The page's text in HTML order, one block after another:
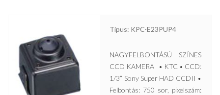
Típus: KPC-E23PUP4
NAGYFELBONTÁSÚ SZÍNES
CCD KAMERA • KTC • CCD:
1/3” Sony Super HAD CCDII •
Felbontás: 750 sor, pixelszám: